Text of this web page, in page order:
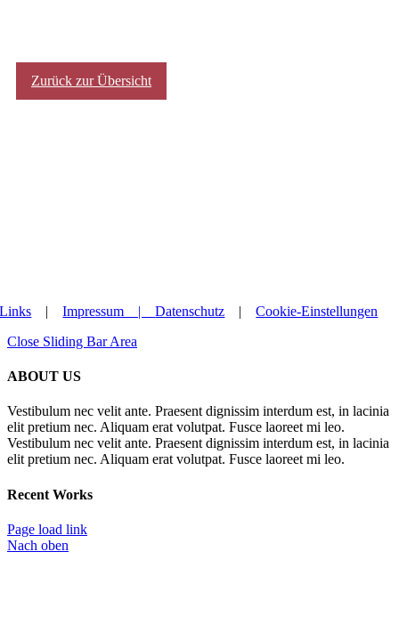
Zurück zur Übersicht
Links |Impressum |Datenschutz |Cookie-Einstellungen
Close Sliding Bar Area
ABOUT US
Vestibulum nec velit ante. Praesent dignissim interdum est, in lacinia
elit pretium nec. Aliquam erat volutpat. Fusce laoreet mi leo.
Vestibulum nec velit ante. Praesent dignissim interdum est, in lacinia
elit pretium nec. Aliquam erat volutpat. Fusce laoreet mi leo.
Recent Works
Page load link
Nach oben